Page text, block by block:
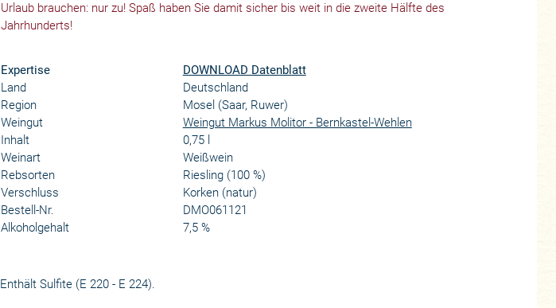
Urlaub brauchen: nur zu! Spaß haben Sie damit sicher bis weit in die zweite Hälfte des
Jahrhunderts!
Expertise
DOWNLOAD Datenblatt
Land
Deutschland
Region
Mosel (Saar, Ruwer)
Weingut
Weingut Markus Molitor - Bernkastel-Wehlen
Inhalt
0,75 l
Weinart
Weißwein
Rebsorten
Riesling (100 %)
Verschluss
Korken (natur)
Bestell-Nr.
DMO061121
Alkoholgehalt
7,5 %
Enthält Sulfite (E 220 - E 224).